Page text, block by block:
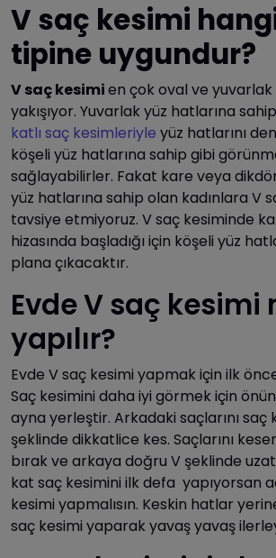
V saç kesimi
tipine uygundur?
V saç kesimien çok oval ve yuvarlak
yakışıyor. Yuvarlak yüz hatlarına
katlı saç kesimleriyle yüz hatlarını
köşeli yüz hatlarına sahip gibi
sağlayabilirler. Fakat kare veya
yüz hatlarına sahip olan kadınlara V
tavsiye etmiyoruz. V saç kesiminde
hizasında başladığı için köşeli yüz
plana çıkacaktır.
Evde V saç kesimi
yapılır?
Evde V saç kesimi yapmak için ilk önce
Saç kesimini daha iyi görmek için
ayna yerleştir. Arkadaki saçlarını saç
şeklinde dikkatlice kes. Saçlarını
bırak ve arkaya doğru V şeklinde
kat saç kesimini ilk defa yapıyorsan
kesimi yapmalısın. Keskin hatlar
saç kesimi yaparak yavaş yavaş